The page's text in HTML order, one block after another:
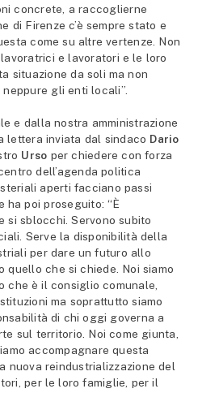
concrete, a raccoglierne
di Firenze c’è sempre stato e
come su altre vertenze. Non
e lavoratori e le loro
situazione da soli ma non
gli enti locali”.
e dalla nostra amministrazione
lettera inviata dal sindaco Dario
Urso per chiedere con forza
dell’agenda politica
aperti facciano passi
ha poi proseguito: “È
si sblocchi. Servono subito
Serve la disponibilità della
per dare un futuro allo
quello che si chiede. Noi siamo
che è il consiglio comunale,
ma soprattutto siamo
di chi oggi governa a
sul territorio. Noi come giunta,
accompagnare questa
nuova reindustrializzazione del
per le loro famiglie, per il